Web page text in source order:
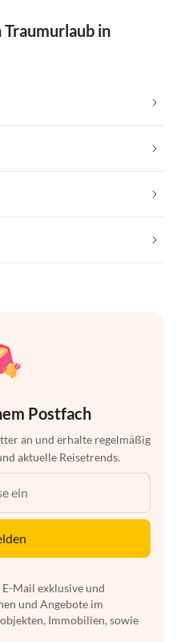
in
Postfach
an und erhalte regelmäßig
aktuelle Reisetrends.
Mail exklusive und
und Angebote im
Immobilien, sowie